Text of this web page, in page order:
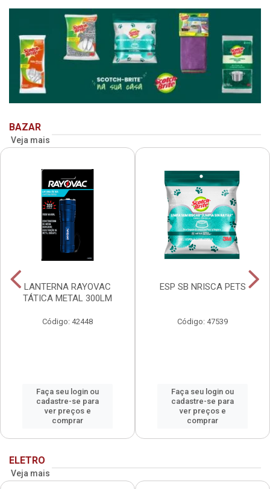
BAZAR
Veja mais
LANTERNA RAYOVAC
TÁTICA METAL 300LM
Código: 42448
Faça seu login ou
cadastre-se para
ver preços e
comprar
ESP SB NRISCA PETS
Código: 47539
Faça seu login ou
cadastre-se para
ver preços e
comprar
ELETRO
Veja mais